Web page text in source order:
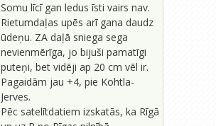
Somu līcī gan ledus īsti vairs nav.
Rietumdaļas upēs arī gana daudz
ūdeņu. ZA daļā sniega sega
nevienmērīga, jo bijuši pamatīgi
puteņi, bet vidēji ap 20 cm vēl ir.
Pagaidām jau +4, pie Kohtla-
Jerves.
Pēc satelītdatiem izskatās, ka Rīgā